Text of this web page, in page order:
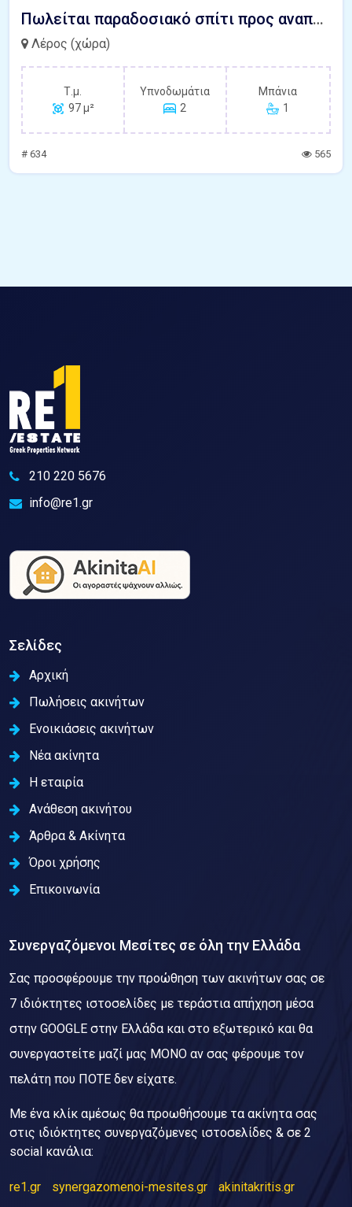
Πωλείται παραδοσιακό σπίτι προς αναπαλαίωση με θέα Πάτελο Λέρου
Λέρος (χώρα)
Τ.μ.
97 μ²
Υπνοδωμάτια
2
Μπάνια
1
# 634 565
210 220 5676
info@re1.gr
Σελίδες
Αρχική
Πωλήσεις ακινήτων
Ενοικιάσεις ακινήτων
Νέα ακίνητα
Η εταιρία
Ανάθεση ακινήτου
Άρθρα & Ακίνητα
Όροι χρήσης
Επικοινωνία
Συνεργαζόμενοι Μεσίτες σε όλη την Ελλάδα
Σας προσφέρουμε την προώθηση των ακινήτων σας σε
7 ιδιόκτητες ιστοσελίδες με τεράστια απήχηση μέσα
στην GOOGLE στην Ελλάδα και στο εξωτερικό και θα
συνεργαστείτε μαζί μας ΜΟΝΟ αν σας φέρουμε τον
πελάτη που ΠΟΤΕ δεν είχατε.
Με ένα κλίκ αμέσως θα προωθήσουμε τα ακίνητα σας
στις ιδιόκτητες συνεργαζόμενες ιστοσελίδες & σε 2
social κανάλια:
re1.gr synergazomenoi-mesites.gr
akinitakritis.gr